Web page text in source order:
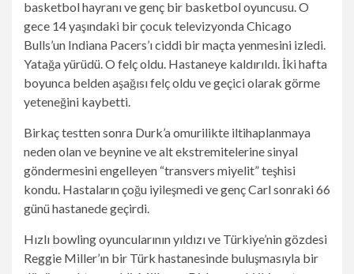
basketbol hayranı ve genç bir basketbol oyuncusu. O
gece 14 yaşındaki bir çocuk televizyonda Chicago
Bulls’un Indiana Pacers’ı ciddi bir maçta yenmesini izledi.
Yatağa yürüdü. O felç oldu. Hastaneye kaldırıldı. İki hafta
boyunca belden aşağısı felç oldu ve geçici olarak görme
yeteneğini kaybetti.
Birkaç testten sonra Durk’a omurilikte iltihaplanmaya
neden olan ve beynine ve alt ekstremitelerine sinyal
göndermesini engelleyen “transvers miyelit” teşhisi
kondu. Hastaların çoğu iyileşmedi ve genç Carl sonraki 66
günü hastanede geçirdi.
Hızlı bowling oyuncularının yıldızı ve Türkiye’nin gözdesi
Reggie Miller’ın bir Türk hastanesinde buluşmasıyla bir